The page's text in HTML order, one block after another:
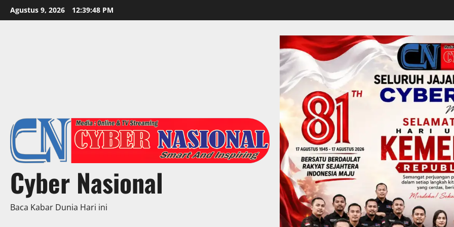
Skip
to
Agustus 9, 2026 12:39:50 PM
Cyber Nasional
Baca Kabar Dunia Hari ini